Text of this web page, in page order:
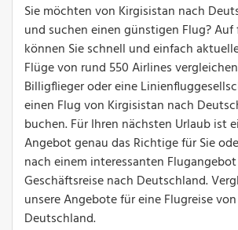
Sie möchten von Kirgisistan nach
und suchen einen günstigen Flug? Auf
können Sie schnell und einfach
Flüge von rund 550 Airlines
Billigflieger oder eine
einen Flug von Kirgisistan nach
buchen. Für Ihren nächsten Urlaub ist
Angebot genau das Richtige für Sie
nach einem interessanten
Geschäftsreise nach Deutschland.
unsere Angebote für eine Flugreise
Deutschland.